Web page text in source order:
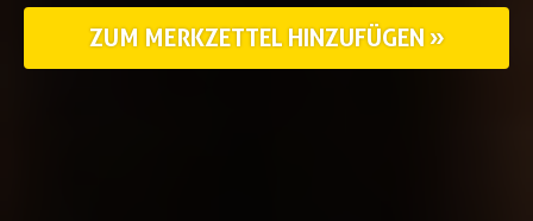
ZUM MERKZETTEL HINZUFÜGEN »